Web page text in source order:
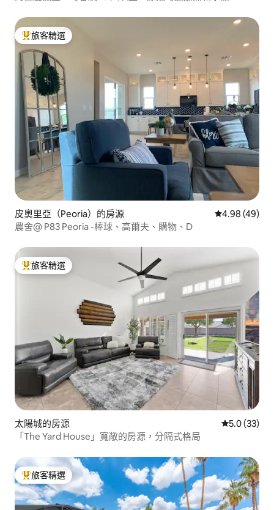
旅客精選榜首
旅客精選
皮奧里亞（Peoria）的房源 從 49 則評價
4.98 (49)
農舍@ P83 Peoria -棒球、高爾夫、購物、D
旅客精選榜首
旅客精選
太陽城的房源 從 33 則評
5.0 (33)
「The Yard House」寬敞的房源，分隔式格局
旅客精選榜首
旅客精選